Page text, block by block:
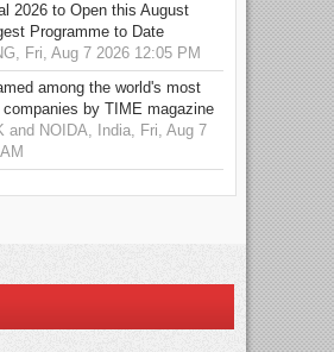
2026 to Open this August
Programme to Date
Fri, Aug 7 2026 12:05 PM
among the world's most
by TIME magazine
and NOIDA, India, Fri, Aug 7